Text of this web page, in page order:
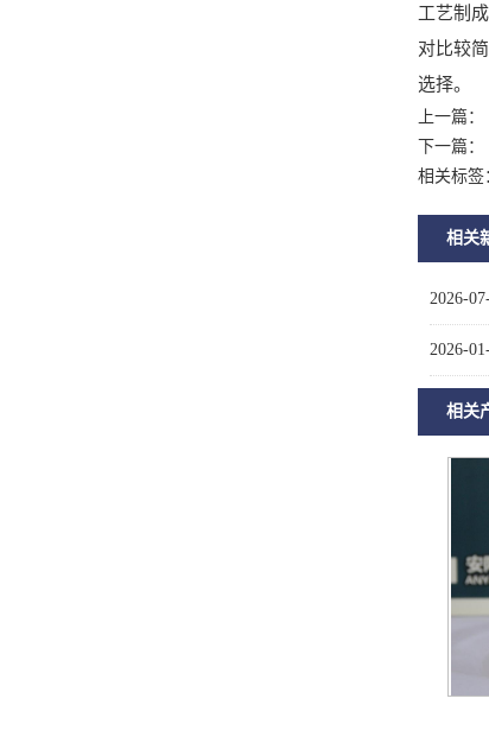
工艺制
对比较
选择。
上一篇：
下一篇：
相关标签
相关
2026-
2026-
相关